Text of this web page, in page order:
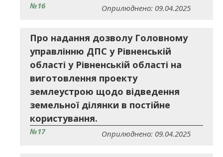
№16 Оприлюднено: 09.04.2025
Про надання дозволу Головному
управлінню ДПС у Рівненській
області у Рівненській області на
виготовлення проекту
землеустрою щодо відведення
земельної ділянки в постійне
користування.
№17 Оприлюднено: 09.04.2025